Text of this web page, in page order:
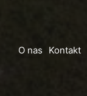
O nas Kontakt